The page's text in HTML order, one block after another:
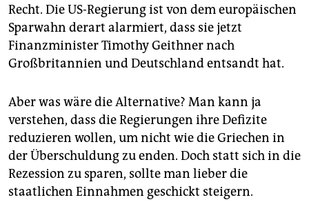
Recht. Die US-Regierung ist von dem europäischen
Sparwahn derart alarmiert, dass sie jetzt
Finanzminister Timothy Geithner nach
Großbritannien und Deutschland entsandt hat.
Aber was wäre die Alternative? Man kann ja
verstehen, dass die Regierungen ihre Defizite
reduzieren wollen, um nicht wie die Griechen in
der Überschuldung zu enden. Doch statt sich in die
Rezession zu sparen, sollte man lieber die
staatlichen Einnahmen geschickt steigern.